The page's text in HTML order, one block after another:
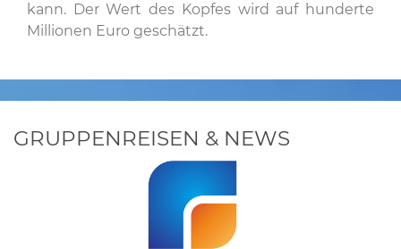
kann. Der Wert des Kopfes wird auf hunderte
Millionen Euro geschätzt.
GRUPPENREISEN & NEWS